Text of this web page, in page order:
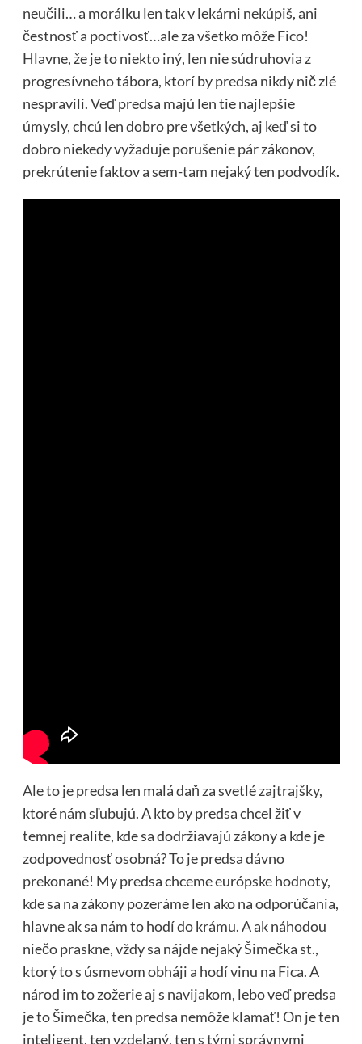
neučili… a morálku len tak v lekárni nekúpiš, ani
čestnosť a poctivosť…ale za všetko môže Fico!
Hlavne, že je to niekto iný, len nie súdruhovia z
progresívneho tábora, ktorí by predsa nikdy nič zlé
nespravili. Veď predsa majú len tie najlepšie
úmysly, chcú len dobro pre všetkých, aj keď si to
dobro niekedy vyžaduje porušenie pár zákonov,
prekrútenie faktov a sem-tam nejaký ten podvodík.
Ale to je predsa len malá daň za svetlé zajtrajšky,
ktoré nám sľubujú. A kto by predsa chcel žiť v
temnej realite, kde sa dodržiavajú zákony a kde je
zodpovednosť osobná? To je predsa dávno
prekonané! My predsa chceme európske hodnoty,
kde sa na zákony pozeráme len ako na odporúčania,
hlavne ak sa nám to hodí do krámu. A ak náhodou
niečo praskne, vždy sa nájde nejaký Šimečka st.,
ktorý to s úsmevom obháji a hodí vinu na Fica. A
národ im to zožerie aj s navijakom, lebo veď predsa
je to Šimečka, ten predsa nemôže klamať! On je ten
inteligent, ten vzdelaný, ten s tými správnymi